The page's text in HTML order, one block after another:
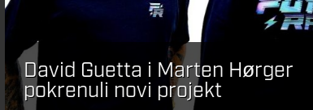
David Guetta i Marten Hørger
pokrenuli novi projekt